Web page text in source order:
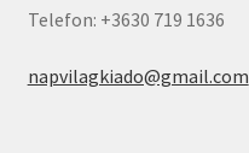
Telefon: +3630 719 1636
napvilagkiado@gmail.com